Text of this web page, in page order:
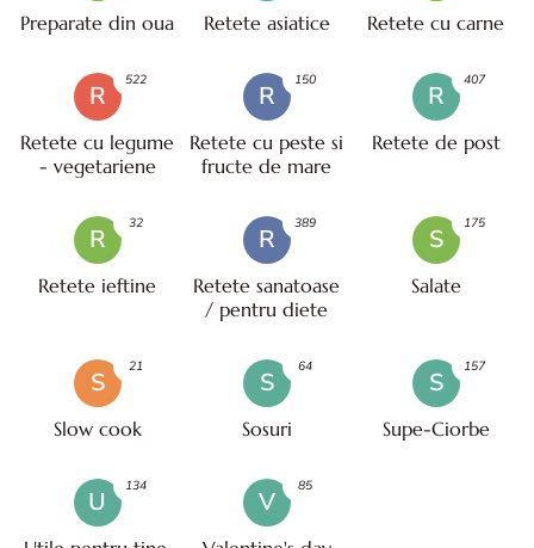
Preparate din oua Retete asiatice Retete cu carne
R
Retete cu legume
- vegetariene
522
R
Retete cu peste si
fructe de mare
150
R
Retete de post
407
R
Retete ieftine
32
R
Retete sanatoase
/ pentru diete
389
S
Salate
175
S
Slow cook
21
S
Sosuri
64
S
Supe-Ciorbe
157
U
134
V
85